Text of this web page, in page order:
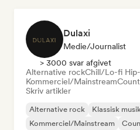
Dulaxi
Medie/journalist
> 3000 svar afgivet
Alternative rockChill/Lo-fi
Kommerciel/Mainstream
Skriv artikler
Alternative rock
Klassisk
Kommerciel/Mainstream